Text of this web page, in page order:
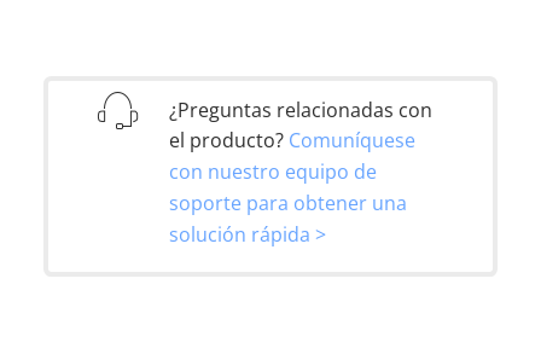
¿Preguntas relacionadas con
el producto? Comuníquese
con nuestro equipo de
soporte para obtener una
solución rápida >